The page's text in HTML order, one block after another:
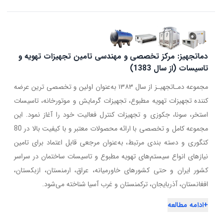
دماتجهیز: مرکز تخصصی و مهندسی تامین تجهیزات تهویه و
تاسیسات (از سال 1383)
مجموعه دمـاتجهیـز از سال ۱۳۸۳ به‌عنوان اولین و تخصصی ترین عرضه
کننده تجهیزات تهویه مطبوع، تجهیزات گرمایش و موتورخانه، تاسیسات
استخر، سونا، جکوزی و تجهیزات کنترل فعالیت خود را آغاز نمود. این
مجموعه کامل و تخصصی با ارائه محصولات معتبر و با کیفیت بالا در 80
کتگوری و دسته بندی مرتبط، به‌عنوان مرجعی قابل اعتماد برای تامین
نیازهای انواع سیستم‌های تهویه مطبوع و تاسیسات ساختمان در سراسر
کشور ایران و حتی کشورهای خاورمیانه، عراق، ارمنستان، ازبکستان،
افغانستان، آذربایجان، ترکمنستان و غرب آسیا شناخته می‌شود.
+ادامه مطالعه